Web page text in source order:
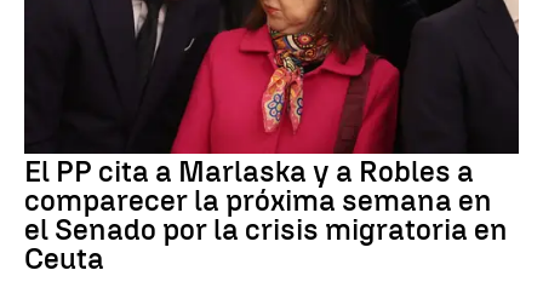
El PP cita a Marlaska y a Robles a
comparecer la próxima semana en
el Senado por la crisis migratoria en
Ceuta